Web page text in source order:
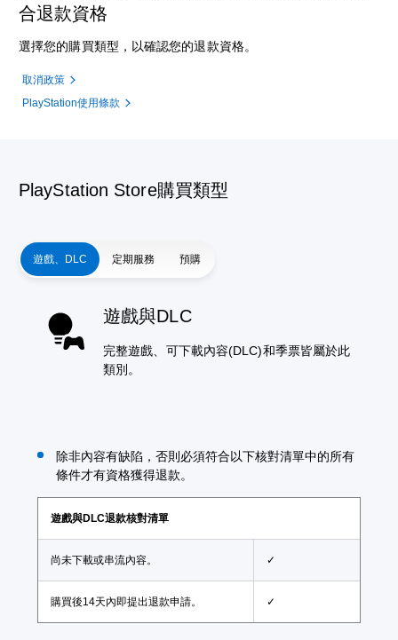
合退款資格
選擇您的購買類型，以確認您的退款資格。
取消政策
PlayStation使用條款
PlayStation Store購買類型
遊戲、DLC 定期服務 預購
遊戲與DLC
完整遊戲、可下載內容(DLC)和季票皆屬於此
類別。
除非內容有缺陷，否則必須符合以下核對清單中的所有
條件才有資格獲得退款。
遊戲與DLC退款核對清單
尚未下載或串流內容。 ✓
購買後14天內即提出退款申請。 ✓